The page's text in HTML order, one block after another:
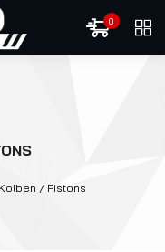
0
Kolben / Pistons